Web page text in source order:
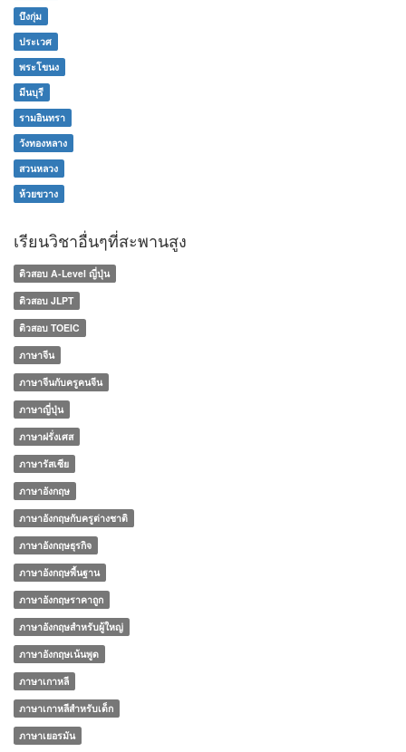
บึงกุ่ม
ประเวศ
พระโขนง
มีนบุรี
รามอินทรา
วังทองหลาง
สวนหลวง
ห้วยขวาง
เรียนวิชาอื่นๆที่สะพานสูง
ติวสอบ A-Level ญี่ปุ่น
ติวสอบ JLPT
ติวสอบ TOEIC
ภาษาจีน
ภาษาจีนกับครูคนจีน
ภาษาญี่ปุ่น
ภาษาฝรั่งเศส
ภาษารัสเซีย
ภาษาอังกฤษ
ภาษาอังกฤษกับครูต่างชาติ
ภาษาอังกฤษธุรกิจ
ภาษาอังกฤษพื้นฐาน
ภาษาอังกฤษราคาถูก
ภาษาอังกฤษสำหรับผู้ใหญ่
ภาษาอังกฤษเน้นพูด
ภาษาเกาหลี
ภาษาเกาหลีสำหรับเด็ก
ภาษาเยอรมัน